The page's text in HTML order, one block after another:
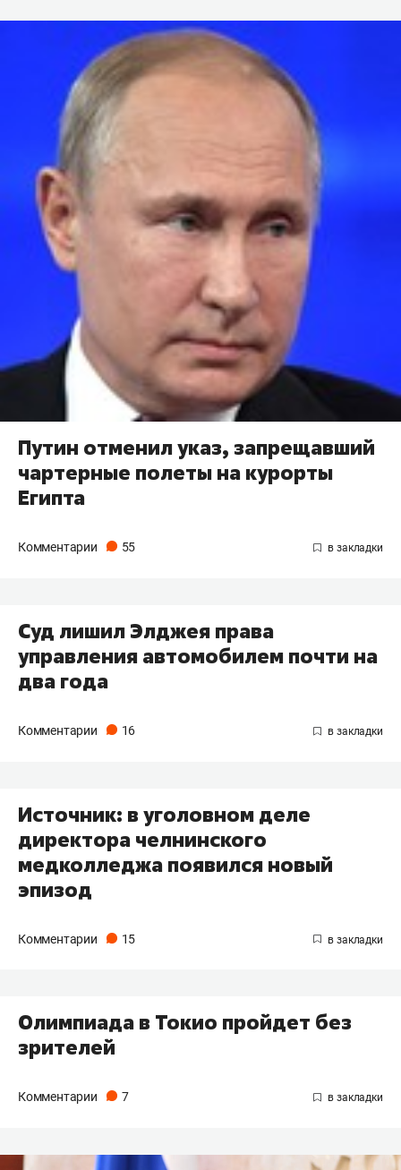
Путин отменил указ, запрещавший
чартерные полеты на курорты
Египта
Комментарии 55
Суд лишил Элджея права
управления автомобилем почти на
два года
Комментарии 16
Источник: в уголовном деле
директора челнинского
медколледжа появился новый
эпизод
Комментарии 15
Олимпиада в Токио пройдет без
зрителей
Комментарии 7